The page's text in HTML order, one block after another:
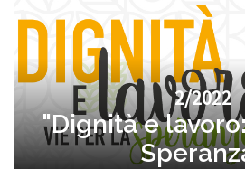
2/2022
"Dignità e